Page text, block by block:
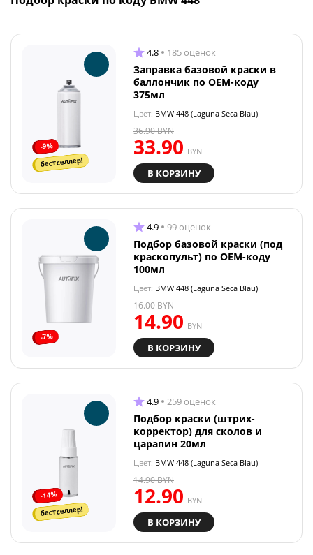
-9%
бестселлер!
4.8 185 оценок
Заправка базовой краски в
баллончик по OEM-коду
375мл
Цвет: BMW 448 (Laguna Seca Blau)
33.90 BYN
36.90BYN
В КОРЗИНУ
-7%
4.9 99 оценок
Подбор базовой краски (под
краскопульт) по OEM-коду
100мл
Цвет: BMW 448 (Laguna Seca Blau)
14.90 BYN
16.00BYN
В КОРЗИНУ
-14%
бестселлер!
4.9 259 оценок
Подбор краски (штрих-
корректор) для сколов и
царапин 20мл
Цвет: BMW 448 (Laguna Seca Blau)
12.90 BYN
14.90BYN
В КОРЗИНУ